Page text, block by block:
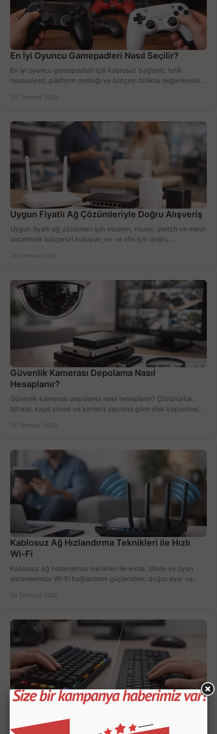
En İyi Oyuncu Gamepadleri Nasıl Seçilir?
En iyi oyuncu gamepadleri için kablosuz bağlantı, tetik
hassasiyeti, platform desteği ve bütçeyi birlikte değerlendirin;
30 Temmuz 2026
Uygun Fiyatlı Ağ Çözümleriyle Doğru Alışveriş
Uygun fiyatlı ağ çözümleri için modem, router, switch ve mesh
seçiminde bütçenizi koruyun; ev ve ofis için doğru
28 Temmuz 2026
Güvenlik Kamerası Depolama Nasıl
Hesaplanır?
Güvenlik kamerası depolama nasıl hesaplanır? Çözünürlük,
bitrate, kayıt süresi ve kamera sayısına göre disk kapasitesini
26 Temmuz 2026
Kablosuz Ağ Hızlandırma Teknikleri ile Hızlı
Wi-Fi
Kablosuz ağ hızlandırma teknikleri ile evde, ofiste ve oyun
sistemlerinde Wi-Fi bağlantısını güçlendirin; doğru ayar ve
24 Temmuz 2026
Mekanik klavye membran klavye farklarını öğrenin; oyun, ofis,